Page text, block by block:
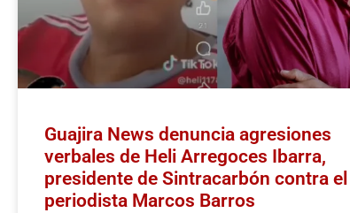
Guajira News denuncia agresiones
verbales de Heli Arregoces Ibarra,
presidente de Sintracarbón contra el
periodista Marcos Barros